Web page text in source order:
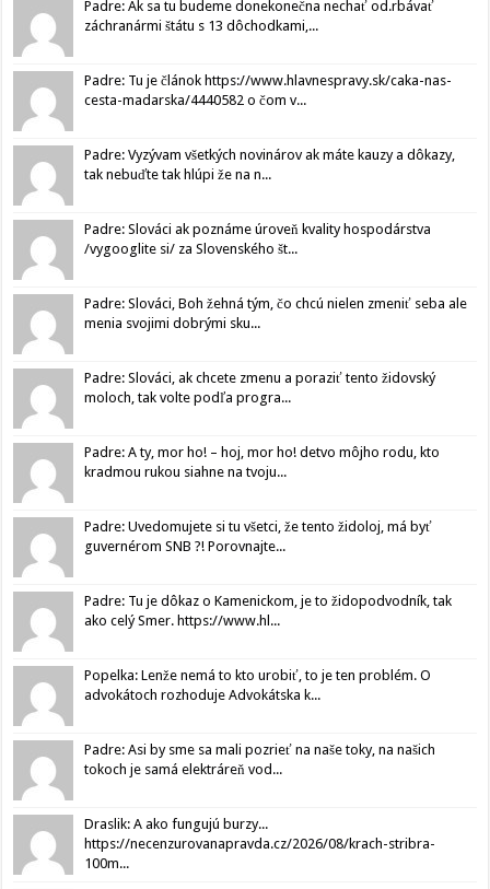
Padre: Ak sa tu budeme donekonečna nechať od.rbávať
záchranármi štátu s 13 dôchodkami,...
Padre: Tu je článok https://www.hlavnespravy.sk/caka-nas-
cesta-madarska/4440582 o čom v...
Padre: Vyzývam všetkých novinárov ak máte kauzy a dôkazy,
tak nebuďte tak hlúpi že na n...
Padre: Slováci ak poznáme úroveň kvality hospodárstva
/vygooglite si/ za Slovenského št...
Padre: Slováci, Boh žehná tým, čo chcú nielen zmeniť seba ale
menia svojimi dobrými sku...
Padre: Slováci, ak chcete zmenu a poraziť tento židovský
moloch, tak volte podľa progra...
Padre: A ty, mor ho! – hoj, mor ho! detvo môjho rodu, kto
kradmou rukou siahne na tvoju...
Padre: Uvedomujete si tu všetci, že tento židoloj, má byť
guvernérom SNB ?! Porovnajte...
Padre: Tu je dôkaz o Kamenickom, je to židopodvodník, tak
ako celý Smer. https://www.hl...
Popelka: Lenže nemá to kto urobiť, to je ten problém. O
advokátoch rozhoduje Advokátska k...
Padre: Asi by sme sa mali pozrieť na naše toky, na našich
tokoch je samá elektráreň vod...
Draslik: A ako fungujú burzy...
https://necenzurovanapravda.cz/2026/08/krach-stribra-
100m...